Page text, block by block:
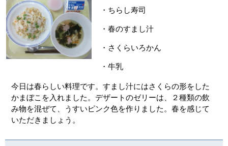
・ちらし寿司
・春のすまし汁
・さくらいろかん
・牛乳
今日は春らしい料理です。すまし汁にはさくらの形をした
かまぼこを入れました。デザートのゼリーは、２種類の飲
み物を混ぜて、うすいピンク色を作りました。春を感じて
いただきましょう。